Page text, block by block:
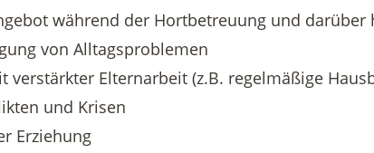
während der Hortbetreuung und darüber
von Alltagsproblemen
verstärkter Elternarbeit (z.B. regelmäßige
und Krisen
Erziehung